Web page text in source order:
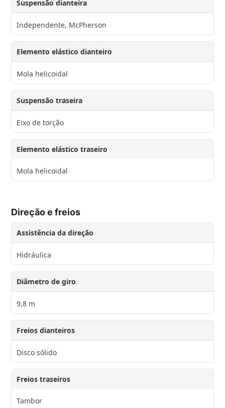
Suspensão dianteira
Independente, McPherson
Elemento elástico dianteiro
Mola helicoidal
Suspensão traseira
Eixo de torção
Elemento elástico traseiro
Mola helicoidal
Direção e freios
Assistência da direção
Hidráulica
Diâmetro de giro
9,8 m
Freios dianteiros
Disco sólido
Freios traseiros
Tambor